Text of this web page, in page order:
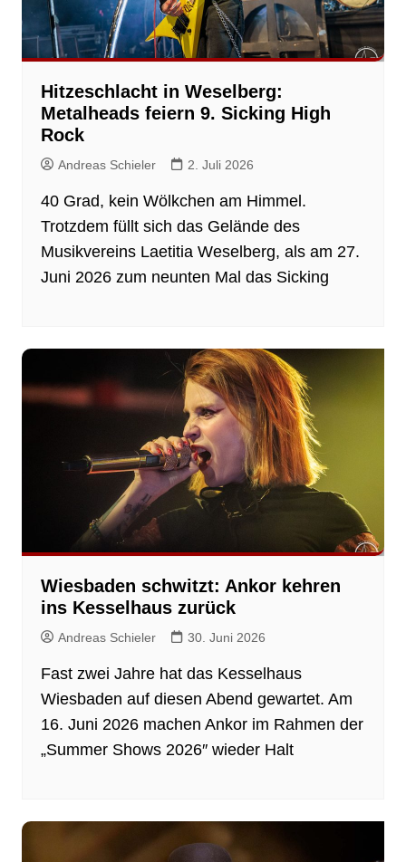
Hitzeschlacht in Weselberg:
Metalheads feiern 9. Sicking High
Rock
Andreas Schieler 2. Juli 2026
40 Grad, kein Wölkchen am Himmel.
Trotzdem füllt sich das Gelände des
Musikvereins Laetitia Weselberg, als am 27.
Juni 2026 zum neunten Mal das Sicking
Wiesbaden schwitzt: Ankor kehren
ins Kesselhaus zurück
Andreas Schieler 30. Juni 2026
Fast zwei Jahre hat das Kesselhaus
Wiesbaden auf diesen Abend gewartet. Am
16. Juni 2026 machen Ankor im Rahmen der
„Summer Shows 2026″ wieder Halt